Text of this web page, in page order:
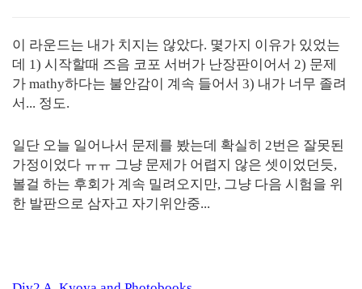
이 라운드는 내가 치지는 않았다. 몇가지 이유가 있었는
데 1) 시작할때 즈음 코포 서버가 난장판이어서 2) 문제
가 mathy하다는 불안감이 계속 들어서 3) 내가 너무 졸려
서... 정도.
일단 오늘 일어나서 문제를 봤는데 확실히 2번은 잘못된
가정이었다 ㅠㅠ 그냥 문제가 어렵지 않은 셋이었던듯,
볼걸 하는 후회가 계속 밀려오지만, 그냥 다음 시험을 위
한 발판으로 삼자고 자기위안중...